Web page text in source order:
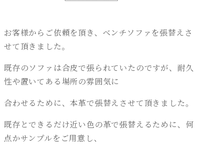
お客様からご依頼を頂き、ベンチソファを張替えさ
せて頂きました。
既存のソファは合皮で張られていたのですが、耐久
性や置いてある場所の雰囲気に
合わせるために、本革で張替えさせて頂きました。
既存とできるだけ近い色の革で張替えるために、何
点かサンプルをご用意し、